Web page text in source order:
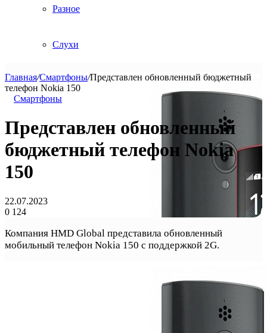
Разное
Слухи
Главная/Смартфоны/Представлен обновленный бюджетный
телефон Nokia 150
Смартфоны
Представлен обновленный
бюджетный телефон Nokia
150
22.07.2023
0 124
Компания HMD Global представила обновленный
мобильный телефон Nokia 150 с поддержкой 2G.